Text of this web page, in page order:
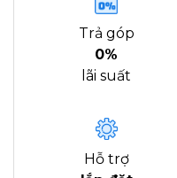
Trả góp
0%
lãi suất
Hỗ trợ